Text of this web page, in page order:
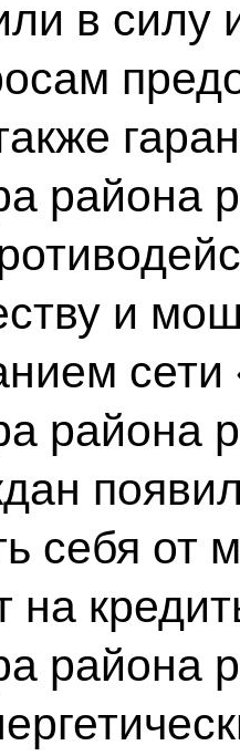
в силу
района
и
района
себя от
на
района